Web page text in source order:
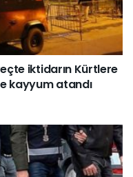
iktidarın Kürtlere
kayyum atandı